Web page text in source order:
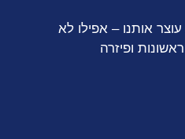
אותנו – אפילו לא
ופיזרה